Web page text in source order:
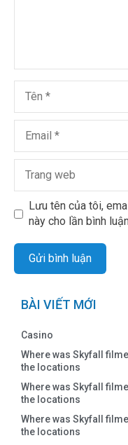
Lưu tên của tôi,
này cho lần bình
BÀI VIẾT MỚI
Casino
Where was Skyfall
the locations
Where was Skyfall
the locations
Where was Skyfall
the locations